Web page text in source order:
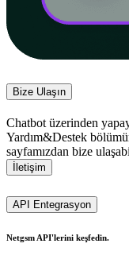
Bize Ulaşın
Chatbot üzerinden
Yardım&Destek
sayfamızdan bize
İletişim
API Entegrasyon
Netgsm API'lerini keşfedin.